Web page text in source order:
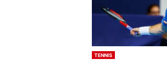
TENNIS